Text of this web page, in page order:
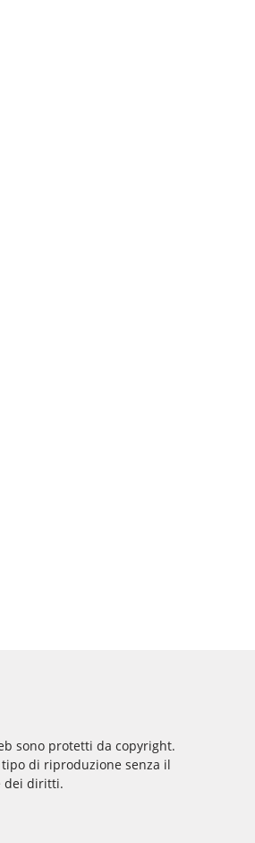
sono protetti da copyright.
di riproduzione senza il
dei diritti.